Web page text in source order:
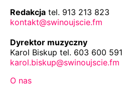
Redakcja tel. 913 213 823
kontakt@swinoujscie.fm
Dyrektor muzyczny
Karol Biskup tel. 603 600 591
karol.biskup@swinoujscie.fm
O nas